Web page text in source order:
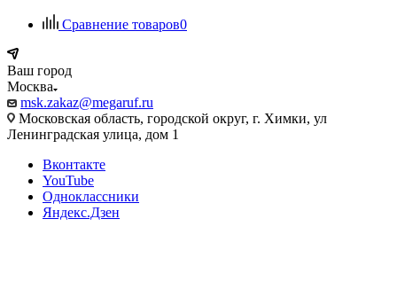
Сравнение товаров0
Ваш город
Москва
msk.zakaz@megaruf.ru
Московская область, городской округ, г. Химки, ул
Ленинградская улица, дом 1
Вконтакте
YouTube
Одноклассники
Яндекс.Дзен